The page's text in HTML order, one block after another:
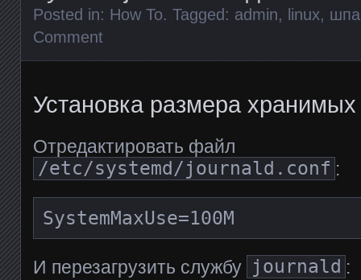
Posted in: How To. Tagged: admin, linux,
Comment
Установка размера хранимых
Отредактировать файл
/etc/systemd/journald.conf :
SystemMaxUse=100M
И перезагрузить службу journald :